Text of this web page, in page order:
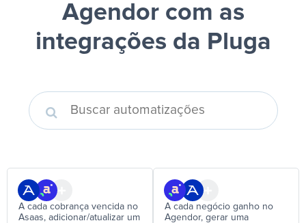
Agendorcom as
integrações da Pluga
A cada cobrança vencida no
Asaas, adicionar/atualizar um
A cada negócio ganho no
Agendor, gerar uma